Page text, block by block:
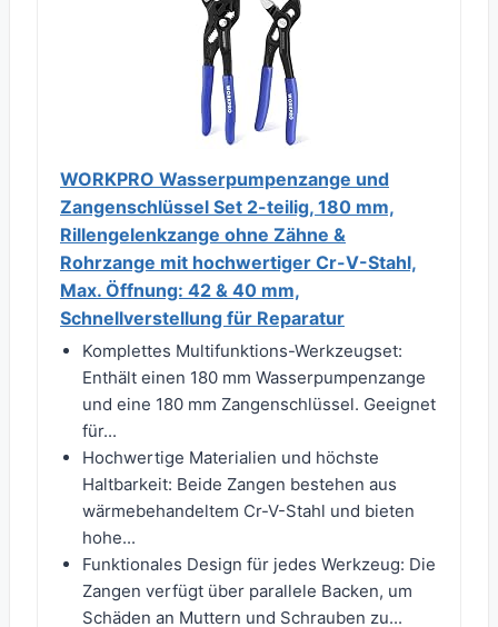
WORKPRO Wasserpumpenzange und
Zangenschlüssel Set 2-teilig, 180 mm,
Rillengelenkzange ohne Zähne &
Rohrzange mit hochwertiger Cr-V-Stahl,
Max. Öffnung: 42 & 40 mm,
Schnellverstellung für Reparatur
Komplettes Multifunktions-Werkzeugset:
Enthält einen 180 mm Wasserpumpenzange
und eine 180 mm Zangenschlüssel. Geeignet
für...
Hochwertige Materialien und höchste
Haltbarkeit: Beide Zangen bestehen aus
wärmebehandeltem Cr-V-Stahl und bieten
hohe...
Funktionales Design für jedes Werkzeug: Die
Zangen verfügt über parallele Backen, um
Schäden an Muttern und Schrauben zu...